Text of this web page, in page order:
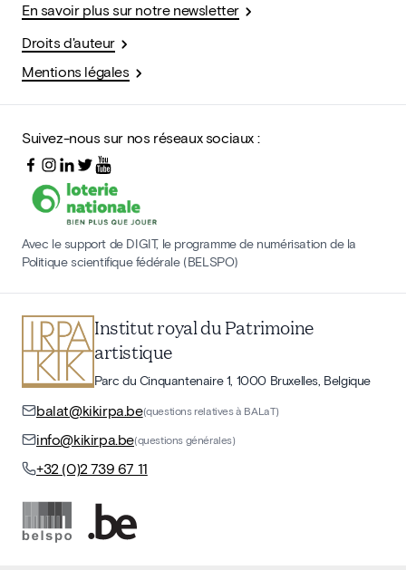
En savoir plus sur notre newsletter
Droits d'auteur
Mentions légales
Suivez-nous sur nos réseaux sociaux :
Avec le support de DIGIT, le programme de numérisation de la
Politique scientifique fédérale (BELSPO)
Institut royal du Patrimoine
artistique
Parc du Cinquantenaire 1, 1000 Bruxelles, Belgique
balat@kikirpa.be(questions relatives à BALaT)
info@kikirpa.be(questions générales)
+32 (0)2 739 67 11